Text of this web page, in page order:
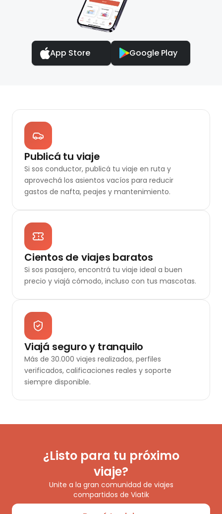
App Store Google Play
Publicá tu viaje
Si sos conductor, publicá tu viaje en ruta y
aprovechá los asientos vacíos para reducir
gastos de nafta, peajes y mantenimiento.
Cientos de viajes baratos
Si sos pasajero, encontrá tu viaje ideal a buen
precio y viajá cómodo, incluso con tus mascotas.
Viajá seguro y tranquilo
Más de 30.000 viajes realizados, perfiles
verificados, calificaciones reales y soporte
siempre disponible.
¿Listo para tu próximo
viaje?
Unite a la gran comunidad de viajes
compartidos de Viatik